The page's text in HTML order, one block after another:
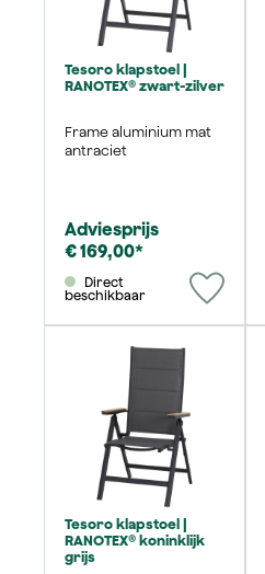
Tesoro klapstoel |
RANOTEX® zwart-zilver
Frame aluminium mat
antraciet
Adviesprijs
€ 169,00*
beschikbaar
Tesoro klapstoel |
RANOTEX® koninklijk
grijs